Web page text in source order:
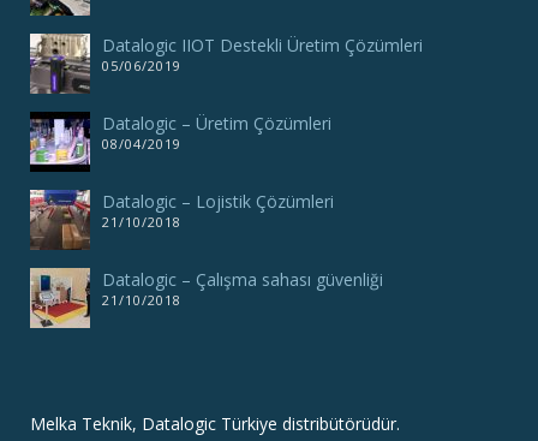
Datalogic IIOT Destekli Üretim Çözümleri
05/06/2019
Datalogic – Üretim Çözümleri
08/04/2019
Datalogic – Lojistik Çözümleri
21/10/2018
Datalogic – Çalışma sahası güvenliği
21/10/2018
Melka Teknik, Datalogic Türkiye distribütörüdür.